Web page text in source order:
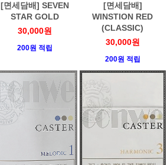
[면세담배] SEVEN
STAR GOLD
30,000원
200원 적립
[면세담배]
WINSTION RED
(CLASSIC)
30,000원
200원 적립